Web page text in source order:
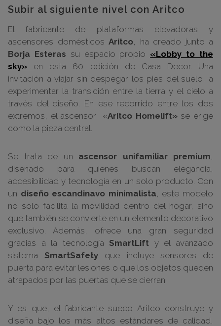
Subir al siguiente nivel con Aritco
El fabricante de plataformas elevadoras y
ascensores domésticos Aritco , ha creado junto a
Borja Esteras su espacio propio «Lobby to the
sky» en esta 60 edición de Casa Decor. Una
invitación a viajar sin despegar los pies del suelo, a
experimentar la transición entre la tierra y el cielo a
través del diseño. En ese recorrido entre los dos
extremos, el ascensor «Aritco Homelift»se erige
como la pieza central.
Se trata de un ascensor unifamiliar premium
diseñado para quienes buscan elegancia,
accesibilidad y tecnología en un solo producto. Con
un diseño escandinavo minimalista , este modelo
no solo facilita la movilidad dentro del hogar, sino
que también se convierte en un elemento decorativo
exclusivo. Además, ofrece una gran seguridad
gracias a la tecnología SmartLift y el avanzado
sistema SmartSafety que incluye sensores de
puerta para evitar lesiones o que los objetos queden
atrapados por las puertas que se cierran.
Y es que, el fabricante sueco Aritco construye y
diseña bajo los más altos estándares de calidad,